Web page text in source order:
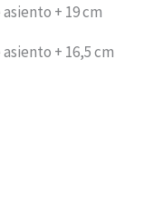
+ 19 cm
+ 16,5 cm